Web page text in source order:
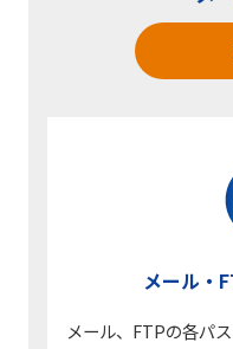
メール・
メール、FTPの各パ